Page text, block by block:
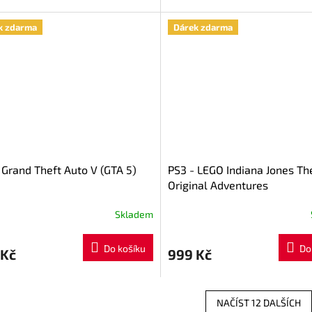
zdarma
Theft Auto V (GTA 5)
Skladem
Do košíku
Dárek zdarma
PS3 - LEGO Indiana Jones
Original Adventures
999 Kč
NAČÍST 12 DALŠÍCH